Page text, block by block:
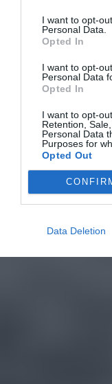
I want to opt-
Personal Data.
Opted In
I want to opt-
Personal Data
Opted In
I want to opt-
Retention,
Personal Data
Purposes for
Opted Out
Data Deletion